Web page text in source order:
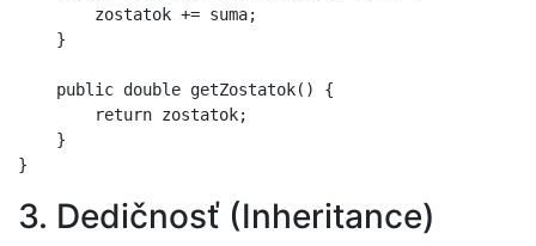
        zostatok += suma;
    }
    public double getZostatok() {
        return zostatok;
    }
3. Dedičnosť (Inheritance)